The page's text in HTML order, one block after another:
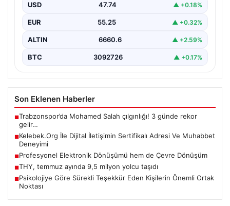
USD 47.74 ▲ +0.18%
EUR 55.25 ▲ +0.32%
ALTIN 6660.6 ▲ +2.59%
BTC 3092726 ▲ +0.17%
Son Eklenen Haberler
■Trabzonspor’da Mohamed Salah çılgınlığı! 3 günde rekor
gelir…
■Kelebek.Org İle Dijital İletişimin Sertifikalı Adresi Ve Muhabbet
Deneyimi
■Profesyonel Elektronik Dönüşümü hem de Çevre Dönüşüm
■THY, temmuz ayında 9,5 milyon yolcu taşıdı
■Psikolojiye Göre Sürekli Teşekkür Eden Kişilerin Önemli Ortak
Noktası